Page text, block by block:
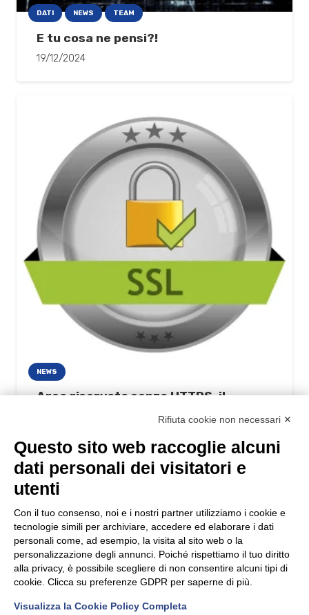
DATI NEWS TEAM
E tu cosa ne pensi?!
19/12/2024
NEWS
Area riservata senza HTTPS, il
Rifiuta cookie non necessari ✕
Questo sito web raccoglie alcuni
dati personali dei visitatori e
utenti
Con il tuo consenso, noi e i nostri partner utilizziamo i cookie e
tecnologie simili per archiviare, accedere ed elaborare i dati
personali come, ad esempio, la visita al sito web o la
personalizzazione degli annunci. Poiché rispettiamo il tuo diritto
alla privacy, è possibile scegliere di non consentire alcuni tipi di
cookie. Clicca su preferenze GDPR per saperne di più.
Visualizza la Cookie Policy Completa